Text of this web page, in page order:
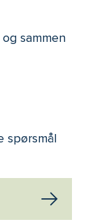
sammen
spørsmål